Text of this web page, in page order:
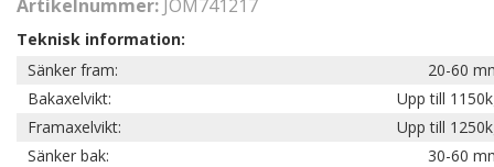
Artikelnummer: JOM741217
Teknisk information:
Sänker fram:
20-60
Bakaxelvikt:
Upp till
Framaxelvikt:
Upp till
Sänker bak:
30-60